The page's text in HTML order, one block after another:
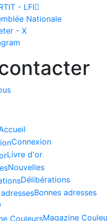
- LFI
Nationale
- X
Connexion
Livre d'or
Nouvelles
Délibérations
Bonnes adresses
Magazine